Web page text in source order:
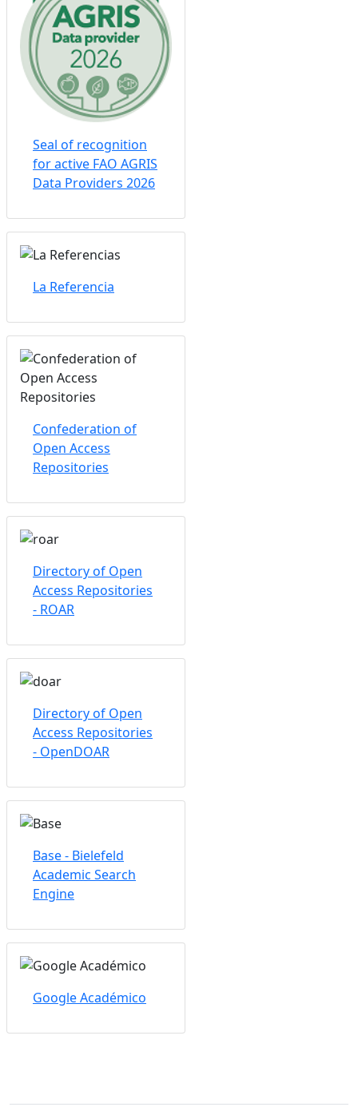
Seal of recognition
for active FAO AGRIS
Data Providers 2026
La Referencia
Confederation of
Open Access
Repositories
Directory of Open
Access Repositories
- ROAR
Directory of Open
Access Repositories
- OpenDOAR
Base - Bielefeld
Academic Search
Engine
Google Académico